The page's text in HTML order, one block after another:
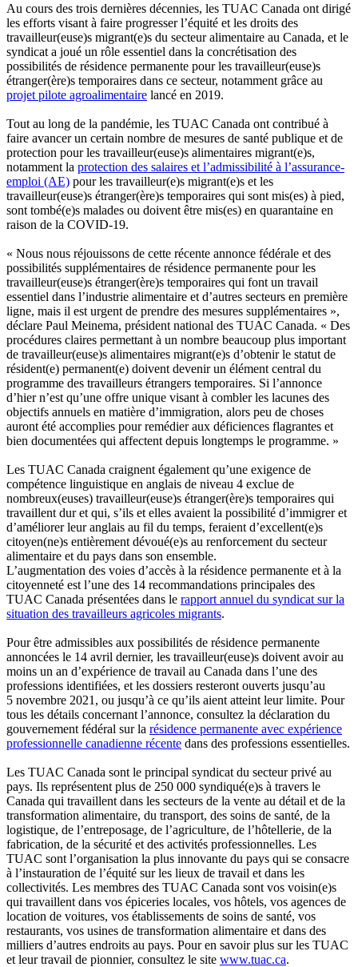
Au cours des trois dernières décennies, les TUAC Canada ont dirigé
les efforts visant à faire progresser l’équité et les droits des
travailleur(euse)s migrant(e)s du secteur alimentaire au Canada, et le
syndicat a joué un rôle essentiel dans la concrétisation des
possibilités de résidence permanente pour les travailleur(euse)s
étranger(ère)s temporaires dans ce secteur, notamment grâce au
projet pilote agroalimentaire lancé en 2019.
Tout au long de la pandémie, les TUAC Canada ont contribué à
faire avancer un certain nombre de mesures de santé publique et de
protection pour les travailleur(euse)s alimentaires migrant(e)s,
notamment la protection des salaires et l’admissibilité à l’assurance-
emploi (AE) pour les travailleur(e)s migrant(e)s et les
travailleur(euse)s étranger(ère)s temporaires qui sont mis(es) à pied,
sont tombé(e)s malades ou doivent être mis(es) en quarantaine en
raison de la COVID‑19.
« Nous nous réjouissons de cette récente annonce fédérale et des
possibilités supplémentaires de résidence permanente pour les
travailleur(euse)s étranger(ère)s temporaires qui font un travail
essentiel dans l’industrie alimentaire et d’autres secteurs en première
ligne, mais il est urgent de prendre des mesures supplémentaires »,
déclare Paul Meinema, président national des TUAC Canada. « Des
procédures claires permettant à un nombre beaucoup plus important
de travailleur(euse)s alimentaires migrant(e)s d’obtenir le statut de
résident(e) permanent(e) doivent devenir un élément central du
programme des travailleurs étrangers temporaires. Si l’annonce
d’hier n’est qu’une offre unique visant à combler les lacunes des
objectifs annuels en matière d’immigration, alors peu de choses
auront été accomplies pour remédier aux déficiences flagrantes et
bien documentées qui affectent depuis longtemps le programme. »
Les TUAC Canada craignent également qu’une exigence de
compétence linguistique en anglais de niveau 4 exclue de
nombreux(euses) travailleur(euse)s étranger(ère)s temporaires qui
travaillent dur et qui, s’ils et elles avaient la possibilité d’immigrer et
d’améliorer leur anglais au fil du temps, feraient d’excellent(e)s
citoyen(ne)s entièrement dévoué(e)s au renforcement du secteur
alimentaire et du pays dans son ensemble.
L’augmentation des voies d’accès à la résidence permanente et à la
citoyenneté est l’une des 14 recommandations principales des
TUAC Canada présentées dans le rapport annuel du syndicat sur la
situation des travailleurs agricoles migrants.
Pour être admissibles aux possibilités de résidence permanente
annoncées le 14 avril dernier, les travailleur(euse)s doivent avoir au
moins un an d’expérience de travail au Canada dans l’une des
professions identifiées, et les dossiers resteront ouverts jusqu’au
5 novembre 2021, ou jusqu’à ce qu’ils aient atteint leur limite. Pour
tous les détails concernant l’annonce, consultez la déclaration du
gouvernement fédéral sur la résidence permanente avec expérience
professionnelle canadienne récente dans des professions essentielles.
Les TUAC Canada sont le principal syndicat du secteur privé au
pays. Ils représentent plus de 250 000 syndiqué(e)s à travers le
Canada qui travaillent dans les secteurs de la vente au détail et de la
transformation alimentaire, du transport, des soins de santé, de la
logistique, de l’entreposage, de l’agriculture, de l’hôtellerie, de la
fabrication, de la sécurité et des activités professionnelles. Les
TUAC sont l’organisation la plus innovante du pays qui se consacre
à l’instauration de l’équité sur les lieux de travail et dans les
collectivités. Les membres des TUAC Canada sont vos voisin(e)s
qui travaillent dans vos épiceries locales, vos hôtels, vos agences de
location de voitures, vos établissements de soins de santé, vos
restaurants, vos usines de transformation alimentaire et dans des
milliers d’autres endroits au pays. Pour en savoir plus sur les TUAC
et leur travail de pionnier, consultez le site www.tuac.ca.